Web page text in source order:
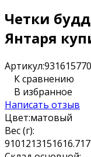
Четки
Янтаря
Артикул:
К сравнению
В избранное
Написать отзыв
Цвет:матовый
Вес (г):
9101213151616.717